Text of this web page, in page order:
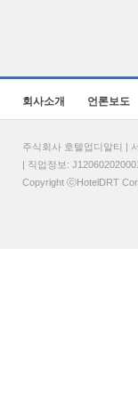
회사소개 언론보도
주식회사 호텔업디알티 |
| 직업정보:
Copyright ⓒHotelDRT